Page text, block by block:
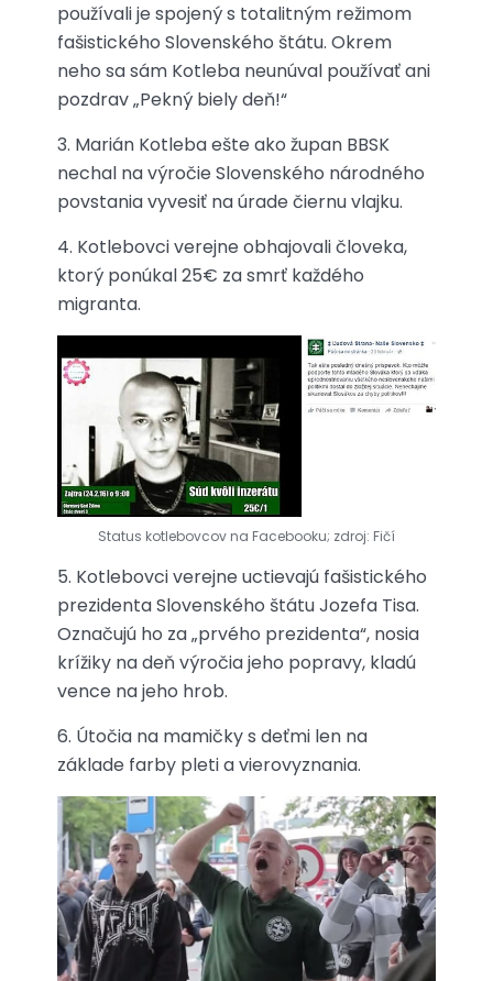
používali je spojený s totalitným režimom
fašistického Slovenského štátu. Okrem
neho sa sám Kotleba neunúval používať ani
pozdrav „Pekný biely deň!“
3. Marián Kotleba ešte ako župan BBSK
nechal na výročie Slovenského národného
povstania vyvesiť na úrade čiernu vlajku.
4. Kotlebovci verejne obhajovali človeka,
ktorý ponúkal 25€ za smrť každého
migranta.
Status kotlebovcov na Facebooku; zdroj: Fičí
5. Kotlebovci verejne uctievajú fašistického
prezidenta Slovenského štátu Jozefa Tisa.
Označujú ho za „prvého prezidenta“, nosia
krížiky na deň výročia jeho popravy, kladú
vence na jeho hrob.
6. Útočia na mamičky s deťmi len na
základe farby pleti a vierovyznania.